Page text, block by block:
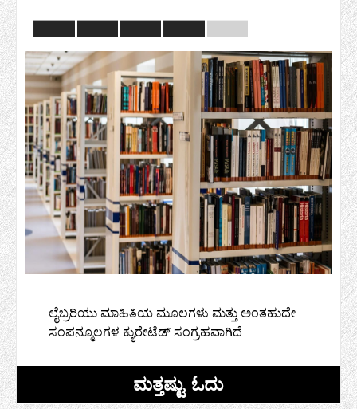
ಲೈಬ್ರರಿಯು ಮಾಹಿತಿಯ ಮೂಲಗಳು ಮತ್ತು ಅಂತಹುದೇ
ಸಂಪನ್ಮೂಲಗಳ ಕ್ಯುರೇಟೆಡ್ ಸಂಗ್ರಹವಾಗಿದೆ
ಮತ್ತಷ್ಟು ಓದು